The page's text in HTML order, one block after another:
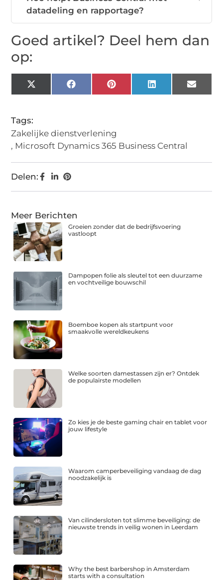
datadeling en rapportage?
Goed artikel? Deel hem dan
op:
X
(Twitter)
FacebookPinterestLinkedIn Email
Tags:
Zakelijke dienstverlening
, Microsoft Dynamics 365 Business Central
Delen:
Meer Berichten
Groeien zonder dat de bedrijfsvoering
vastloopt
Dampopen folie als sleutel tot een duurzame
en vochtveilige bouwschil
Boemboe kopen als startpunt voor
smaakvolle wereldkeukens
Welke soorten damestassen zijn er? Ontdek
de populairste modellen
Zo kies je de beste gaming chair en tablet voor
jouw lifestyle
Waarom camperbeveiliging vandaag de dag
noodzakelijk is
Van cilindersloten tot slimme beveiliging: de
nieuwste trends in veilig wonen in Leerdam
Why the best barbershop in Amsterdam
starts with a consultation